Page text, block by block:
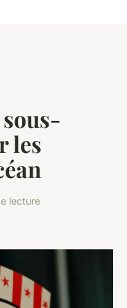
les
lecture